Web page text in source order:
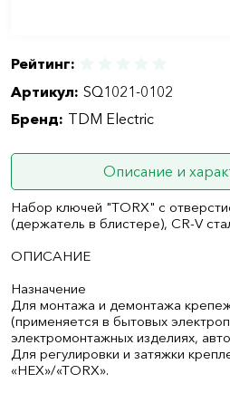
Рейтинг:
Артикул: SQ1021-0102
Бренд: TDM Electric
Описание и
Набор ключей "TORX" с
(держатель в блистере), CR-V
ОПИСАНИЕ
Назначение
Для монтажа и демонтажа
(применяется в бытовых
электромонтажных изделиях,
Для регулировки и затяжки
«HEX»/«TORX».